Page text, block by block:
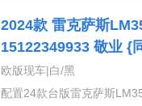
助
2024款 雷克萨斯
15122349933 敬业 {
藏消费
欧版现车|白/黑
配置24款台版雷克萨斯